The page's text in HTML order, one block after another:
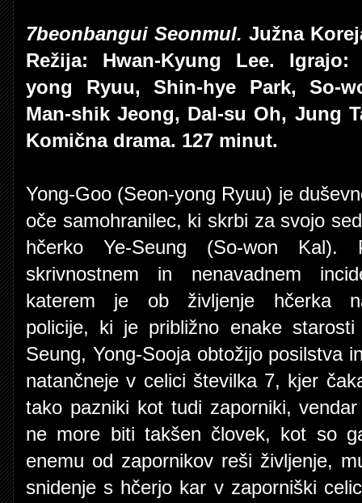
7beonbangui Seonmul. Južna
Režija: Hwan-Kyung Lee. Igrajo:
yong Ryuu, Shin-hye Park, So-
Man-shik Jeong, Dal-su Oh, Jung
Komična drama. 127 minut.
Yong-Goo (Seon-yong Ryuu) je
oče samohranilec, ki skrbi za svojo
hčerko Ye-Seung (So-won Kal).
skrivnostnem in nenavadnem
katerem je ob življenje hčerka
policije, ki je približno enake
Seung, Yong-Sooja obtožijo posilstva
natančneje v celici številka 7, kjer
tako pazniki kot tudi zaporniki,
ne more biti takšen človek, kot so
enemu od zapornikov reši življenje,
snidenje s hčerjo kar v zaporniški